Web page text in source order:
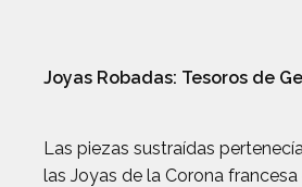
Joyas Robadas: Tesoros de
Las piezas sustraídas
las Joyas de la Corona